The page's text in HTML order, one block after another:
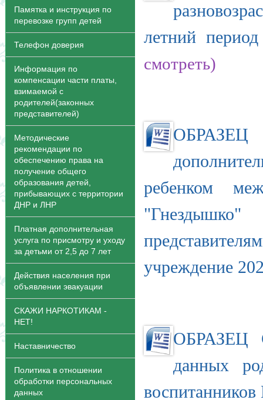
Памятка и инструкция по
перевозке групп детей
Телефон доверия
Информация по
компенсации части платы,
взимаемой с
родителей(законных
представителей)
Методические
рекомендации по
обеспечению права на
получение общего
образования детей,
прибывающих с территории
ДНР и ЛНР
Платная дополнительная
услуга по присмотру и уходу
за детьми от 2,5 до 7 лет
Действия населения при
объявлении эвакуации
СКАЖИ НАРКОТИКАМ -
НЕТ!
Наставничество
Политика в отношении
обработки персональных
данных
летний
смотреть)
ОБРАЗЕЦ
ребенком
учреждение
ОБРАЗЕЦ
данных